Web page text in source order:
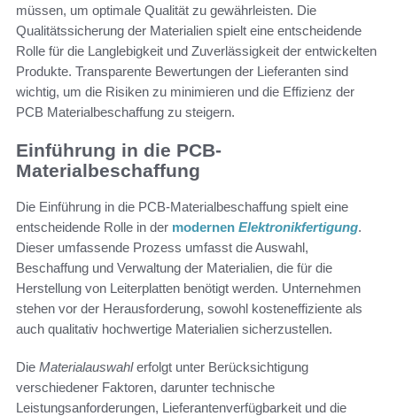
müssen, um optimale Qualität zu gewährleisten. Die
Qualitätssicherung der Materialien spielt eine entscheidende
Rolle für die Langlebigkeit und Zuverlässigkeit der entwickelten
Produkte. Transparente Bewertungen der Lieferanten sind
wichtig, um die Risiken zu minimieren und die Effizienz der
PCB Materialbeschaffung zu steigern.
Einführung in die PCB-
Materialbeschaffung
Die Einführung in die PCB-Materialbeschaffung spielt eine
entscheidende Rolle in der modernen Elektronikfertigung.
Dieser umfassende Prozess umfasst die Auswahl,
Beschaffung und Verwaltung der Materialien, die für die
Herstellung von Leiterplatten benötigt werden. Unternehmen
stehen vor der Herausforderung, sowohl kosteneffiziente als
auch qualitativ hochwertige Materialien sicherzustellen.
Die Materialauswahlerfolgt unter Berücksichtigung
verschiedener Faktoren, darunter technische
Leistungsanforderungen, Lieferantenverfügbarkeit und die